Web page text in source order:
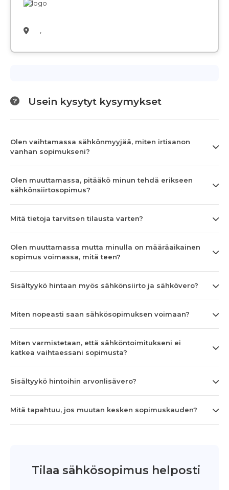
,
Usein kysytyt kysymykset
Olen vaihtamassa sähkönmyyjää, miten irtisanon
vanhan sopimukseni?
Olen muuttamassa, pitääkö minun tehdä erikseen
sähkönsiirtosopimus?
Mitä tietoja tarvitsen tilausta varten?
Olen muuttamassa mutta minulla on määräaikainen
sopimus voimassa, mitä teen?
Sisältyykö hintaan myös sähkönsiirto ja sähkövero?
Miten nopeasti saan sähkösopimuksen voimaan?
Miten varmistetaan, että sähköntoimitukseni ei
katkea vaihtaessani sopimusta?
Sisältyykö hintoihin arvonlisävero?
Mitä tapahtuu, jos muutan kesken sopimuskauden?
Tilaa sähkösopimus helposti